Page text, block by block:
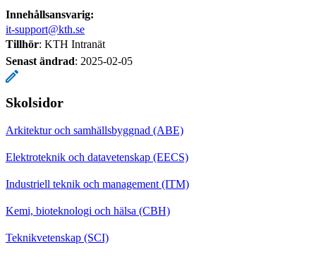
Innehållsansvarig:
it-support@kth.se
Tillhör: KTH Intranät
Senast ändrad: 2025-02-05
Skolsidor
Arkitektur och samhällsbyggnad (ABE)
Elektroteknik och datavetenskap (EECS)
Industriell teknik och management (ITM)
Kemi, bioteknologi och hälsa (CBH)
Teknikvetenskap (SCI)